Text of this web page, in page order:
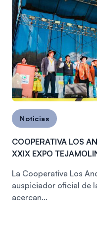
Noticias
COOPERATIVA LOS
XXIX EXPO
La Cooperativa Los
auspiciador oficial de
acercan...